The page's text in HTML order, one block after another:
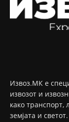
Извоз.МК е
извозот и
како транспорт,
земјата и светот.